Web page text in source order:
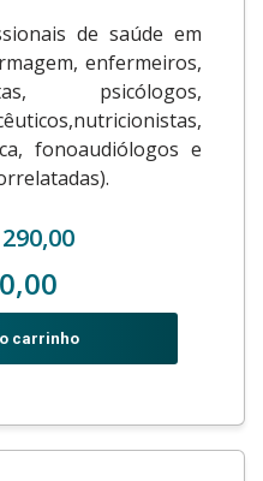
de saúde em
enfermeiros,
psicólogos,
fonoaudiólogos e
carrinho